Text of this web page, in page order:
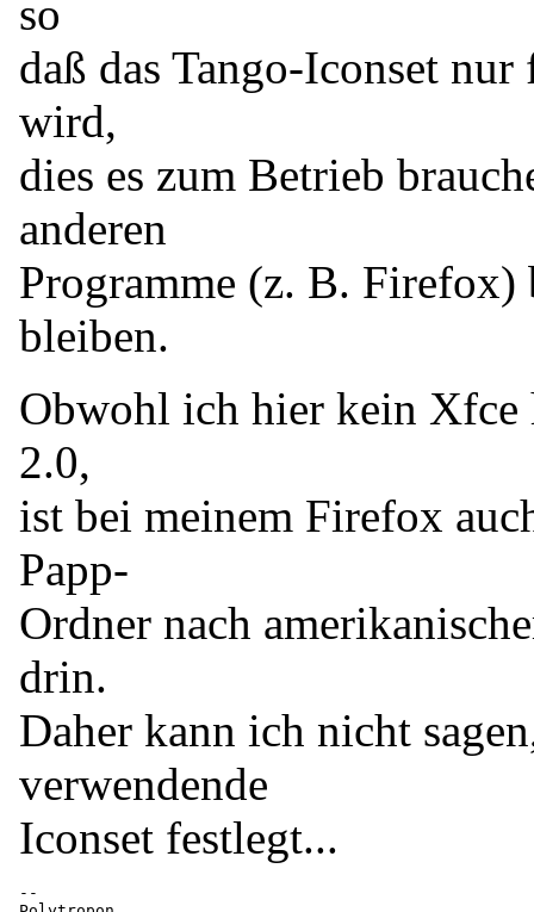
so
daß das Tango-Iconset
wird,
dies es zum Betrieb
anderen
Programme (z. B. Firefox)
bleiben.
Obwohl ich hier kein Xfce
2.0,
ist bei meinem Firefox
Papp-
Ordner nach
drin.
Daher kann ich nicht
verwendende
Iconset festlegt...
--